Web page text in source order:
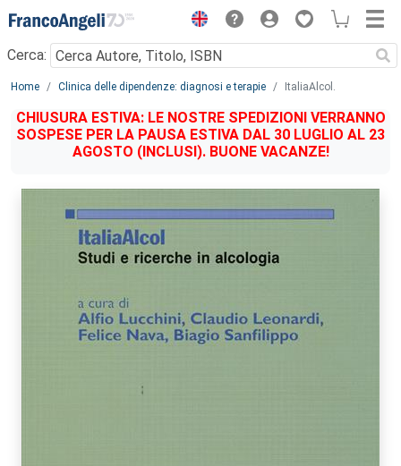
Menu
Cerca:
Main content
Home Clinica delle dipendenze: diagnosi e terapie ItaliaAlcol.
CHIUSURA ESTIVA: LE NOSTRE SPEDIZIONI VERRANNO
SOSPESE PER LA PAUSA ESTIVA DAL 30 LUGLIO AL 23
AGOSTO (INCLUSI). BUONE VACANZE!